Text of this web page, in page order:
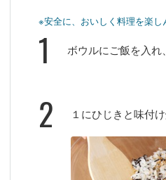
※安全に、おいしく料理を楽し
1 ボウルにご飯を入れ
2 １にひじきと味付